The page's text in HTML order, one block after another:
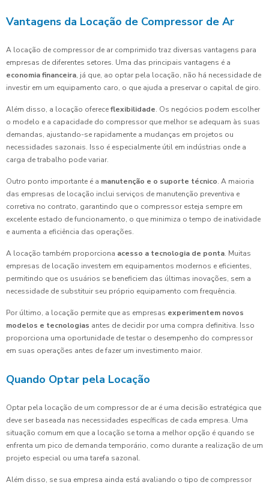
Vantagens da Locação de Compressor de Ar
A locação de compressor de ar comprimido traz diversas vantagens para
empresas de diferentes setores. Uma das principais vantagens é a
economia financeira, já que, ao optar pela locação, não há necessidade de
investir em um equipamento caro, o que ajuda a preservar o capital de giro.
Além disso, a locação ofereceflexibilidade. Os negócios podem escolher
o modelo e a capacidade do compressor que melhor se adequam às suas
demandas, ajustando-se rapidamente a mudanças em projetos ou
necessidades sazonais. Isso é especialmente útil em indústrias onde a
carga de trabalho pode variar.
Outro ponto importante é a manutenção e o suporte técnico. A maioria
das empresas de locação inclui serviços de manutenção preventiva e
corretiva no contrato, garantindo que o compressor esteja sempre em
excelente estado de funcionamento, o que minimiza o tempo de inatividade
e aumenta a eficiência das operações.
A locação também proporciona acesso a tecnologia de ponta. Muitas
empresas de locação investem em equipamentos modernos e eficientes,
permitindo que os usuários se beneficiem das últimas inovações, sem a
necessidade de substituir seu próprio equipamento com frequência.
Por último, a locação permite que as empresas experimentem novos
modelos e tecnologias antes de decidir por uma compra definitiva. Isso
proporciona uma oportunidade de testar o desempenho do compressor
em suas operações antes de fazer um investimento maior.
Quando Optar pela Locação
Optar pela locação de um compressor de ar é uma decisão estratégica que
deve ser baseada nas necessidades específicas de cada empresa. Uma
situação comum em que a locação se torna a melhor opção é quando se
enfrenta um pico de demanda temporário, como durante a realização de um
projeto especial ou uma tarefa sazonal.
Além disso, se sua empresa ainda está avaliando o tipo de compressor